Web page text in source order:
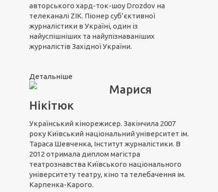
авторського хард-ток-шоу Drozdov на
телеканалі ZIK. Піонер суб’єктивної
журналістики в Україні, один із
найуспішніших та найупізнаваніших
журналістів Західної України.
Детальніше
Марися
Нікітюк
Український кінорежисер. Закінчила 2007
року Київський національний університет ім.
Тараса Шевченка, Інститут журналістики. В
2012 отримала диплом магістра
театрознавства Київського національного
університету театру, кіно та телебачення ім.
Карпенка-Карого.